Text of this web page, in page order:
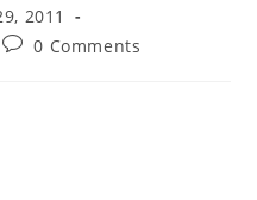
2011
Post0 Comments